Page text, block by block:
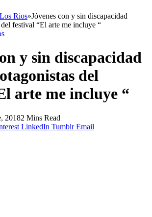
Rios»Jóvenes con y sin discapacidad
festival “El arte me incluye “
y sin discapacidad
del
arte me incluye “
20182 Mins Read
LinkedIn Tumblr Email